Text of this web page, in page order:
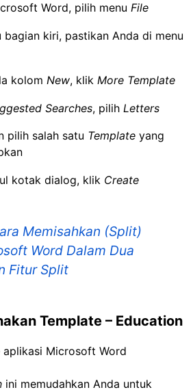
Word, pilih menu File
bagian kiri, pastikan Anda di menu
kolom New, klik More Template
Searches, pilih Letters
pilih salah satu Templateyang
kotak dialog, klikCreate
Memisahkan (Split)
Word Dalam Dua
Fitur Split
Template – Education
ini memudahkan Anda untuk